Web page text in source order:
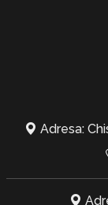
Adresa: